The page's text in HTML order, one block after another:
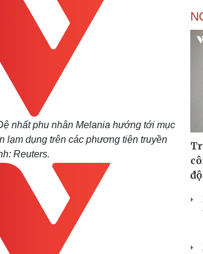
nhất phu nhân Melania hướng tới mục
lạm dụng trên các phương tiện truyền
Reuters.